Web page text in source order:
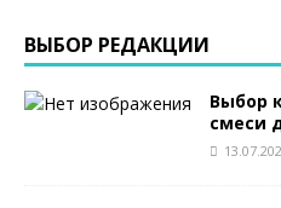
ВЫБОР РЕДАКЦИИ
Выбор
смеси